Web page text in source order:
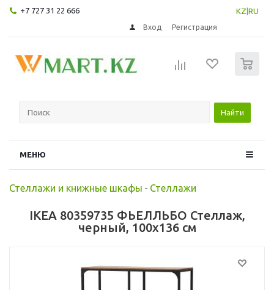
+7 727 31 22 666 KZ RU
Вход Регистрация
Найти
МЕНЮ
Стеллажи и книжные шкафы - Стеллажи
IKEA 80359735 ФЬЕЛЛЬБО Стеллаж,
черный, 100x136 см